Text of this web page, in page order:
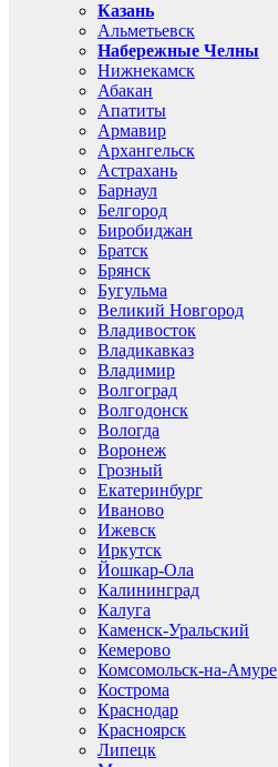
Казань
Альметьевск
Набережные Челны
Нижнекамск
Абакан
Апатиты
Армавир
Архангельск
Астрахань
Барнаул
Белгород
Биробиджан
Братск
Брянск
Бугульма
Великий Новгород
Владивосток
Владикавказ
Владимир
Волгоград
Волгодонск
Вологда
Воронеж
Грозный
Екатеринбург
Иваново
Ижевск
Иркутск
Йошкар-Ола
Калининград
Калуга
Каменск-Уральский
Кемерово
Комсомольск-на-Амуре
Кострома
Краснодар
Красноярск
Липецк